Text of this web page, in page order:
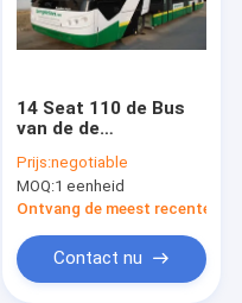
14 Seat 110 de Bus
van de de
van de
Passagierscapaciteit
Prijs:negotiable
MOQ:1 eenheid
Ontvang de meest recente
Contact nu